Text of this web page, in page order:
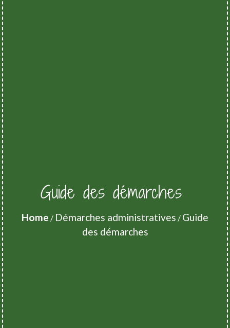
Guide des démarches
Home / Démarches administratives / Guide
des démarches